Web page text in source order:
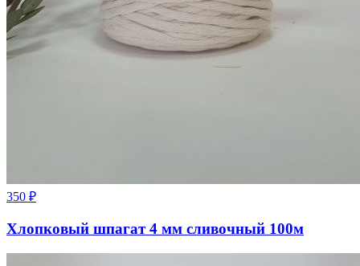
350 ₽
Хлопковый шпагат 4 мм сливочный 100м